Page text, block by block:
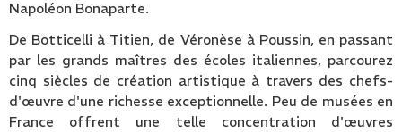
Napoléon Bonaparte.
De Botticelli à Titien, de Véronèse à Poussin, en passant
par les grands maîtres des écoles italiennes, parcourez
cinq siècles de création artistique à travers des chefs-
d'œuvre d'une richesse exceptionnelle. Peu de musées en
France offrent une telle concentration d'œuvres